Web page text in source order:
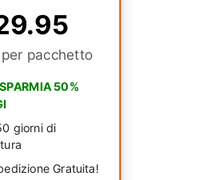
pacchetto
50%
giorni di
Gratuita!